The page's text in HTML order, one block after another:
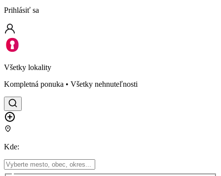
Prihlásiť sa
Všetky lokality
Kompletná ponuka • Všetky nehnuteľnosti
Kde: